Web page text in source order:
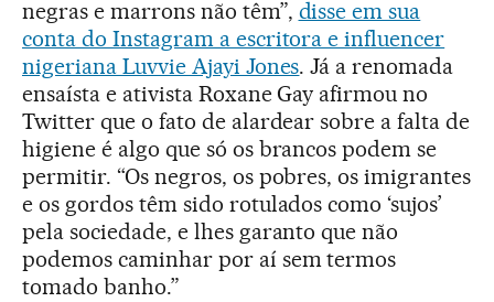
negras e marrons não têm”, disse em sua
conta do Instagram a escritora e influencer
nigeriana Luvvie Ajayi Jones. Já a renomada
ensaísta e ativista Roxane Gay afirmou no
Twitter que o fato de alardear sobre a falta de
higiene é algo que só os brancos podem se
permitir. “Os negros, os pobres, os imigrantes
e os gordos têm sido rotulados como ‘sujos’
pela sociedade, e lhes garanto que não
podemos caminhar por aí sem termos
tomado banho.”